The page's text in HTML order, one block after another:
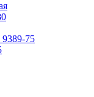
75